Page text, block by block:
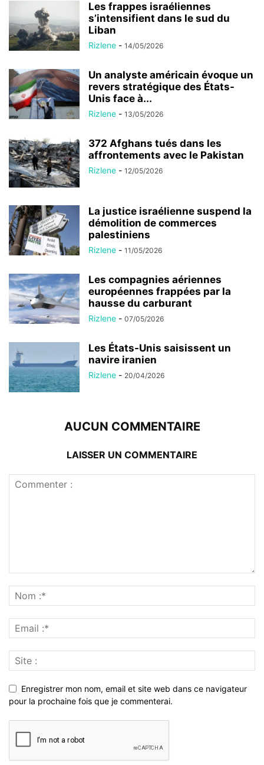
Les frappes israéliennes
s’intensifient dans le sud du
Liban
Rizlene - 14/05/2026
Un analyste américain évoque un
revers stratégique des États-
Unis face à...
Rizlene - 13/05/2026
372 Afghans tués dans les
affrontements avec le Pakistan
Rizlene - 12/05/2026
La justice israélienne suspend la
démolition de commerces
palestiniens
Rizlene - 11/05/2026
Les compagnies aériennes
européennes frappées par la
hausse du carburant
Rizlene - 07/05/2026
Les États-Unis saisissent un
navire iranien
Rizlene - 20/04/2026
AUCUN COMMENTAIRE
LAISSER UN COMMENTAIRE
Enregistrer mon nom, email et site web dans ce navigateur
pour la prochaine fois que je commenterai.